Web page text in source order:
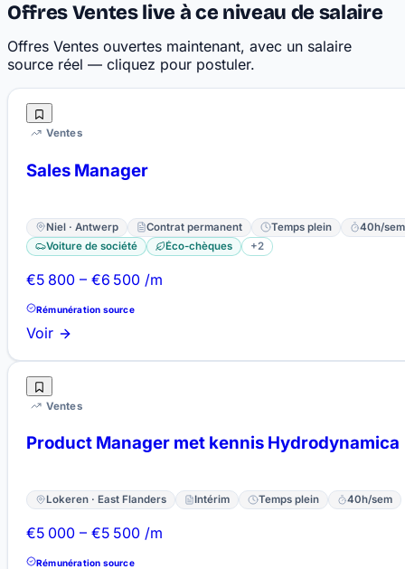
Offres Ventes live à ce niveau de salaire
Offres Ventes ouvertes maintenant, avec un salaire
source réel — cliquez pour postuler.
Ventes
Sales Manager
Niel · Antwerp Contrat permanent Temps plein
40h/sem
Voiture de société
Éco-chèques +2
€5 800 – €6 500 /m
Rémunération source
Voir
Ventes
Product Manager met kennis Hydrodynamica
Lokeren · East Flanders Intérim Temps plein 40h/sem
€5 000 – €5 500 /m
Rémunération source